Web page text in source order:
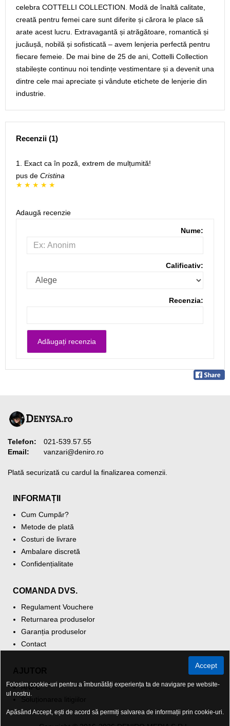
celebra COTTELLI COLLECTION. Modă de înaltă calitate,
creată pentru femei care sunt diferite și cărora le place să
arate acest lucru. Extravagantă și atrăgătoare, romantică și
jucăușă, nobilă și sofisticată – avem lenjeria perfectă pentru
fiecare femeie. De mai bine de 25 de ani, Cottelli Collection
stabilește continuu noi tendințe vestimentare și a devenit una
dintre cele mai apreciate și vândute etichete de lenjerie din
industrie.
Recenzii (1)
1. Exact ca în poză, extrem de mulțumită!
pus de Cristina
Adaugă recenzie
Nume:
Calificativ:
Recenzia:
Telefon:
021-539.57.55
Email:
vanzari@deniro.ro
Plată securizată cu cardul la finalizarea comenzii.
INFORMAȚII
Cum Cumpăr?
Metode de plată
Costuri de livrare
Ambalare discretă
Confidențialitate
COMANDA DVS.
Regulament Vouchere
Returnarea produselor
Garanția produselor
Contact
ANPC
Accept
Folosim cookie-uri pentru a îmbunătăți experiența ta de navigare pe website-
ul nostru.
Apăsând Accept, ești de acord să permiți salvarea de informații prin cookie-uri.